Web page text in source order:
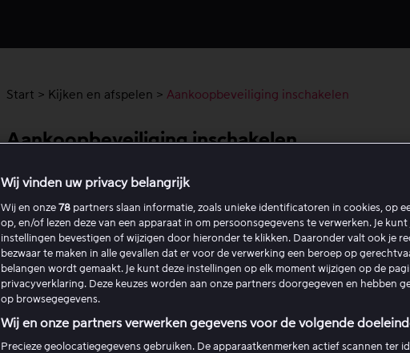
Start > Kijken en afspelen > Aankoopbeveiliging inschakelen
Aankoopbeveiliging inschakelen
Je kunt een aankoopbeveiliging inschakelen zodat er een code
voor alle eenmalige aankopen, inclusief huren en kopen. De
aankoopbeveiliging geldt voor alle profielen op het account.
Zo activeer je een aankoopbeveiliging
Open het accountmenu door op het profielpictogram
klikken.
Kies Mijn account.
Wij vinden uw privacy belangrijk
Wij en onze 78 partners slaan informatie, zoals unieke identificatoren in cookies, op
op, en/of lezen deze van een apparaat in om persoonsgegevens te verwerken. Je kunt
instellingen bevestigen of wijzigen door hieronder te klikken. Daaronder valt ook je
bezwaar te maken in alle gevallen dat er voor de verwerking een beroep op
belangen wordt gemaakt. Je kunt deze instellingen op elk moment wijzigen op de
privacyverklaring. Deze keuzes worden aan onze partners doorgegeven en hebben
op browsegegevens.
Wij en onze partners verwerken gegevens voor de volgende
Precieze geolocatiegegevens gebruiken. De apparaatkenmerken actief scannen ter